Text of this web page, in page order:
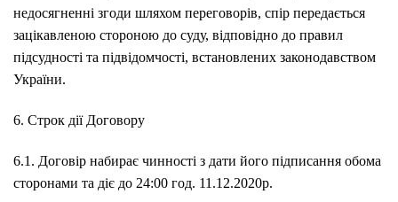
недосягненні згоди шляхом переговорів, спір передається
зацікавленою стороною до суду, відповідно до правил
підсудності та підвідомчості, встановлених законодавством
України.
6. Строк дії Договору
6.1. Договір набирає чинності з дати його підписання обома
сторонами та діє до 24:00 год. 11.12.2020р.